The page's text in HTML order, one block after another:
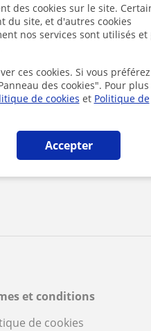
des cookies sur le site.
du site, et d'autres cookies
nos services sont utilisés et
ces cookies. Si vous
des cookies". Pour plus
de cookies et Politique de
Accepter
En cliquant sur
et conditions
de cookies